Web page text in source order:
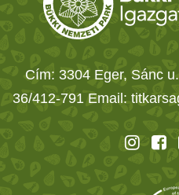
Cím: 3304 Eger, Sánc
36/412-791 Email: